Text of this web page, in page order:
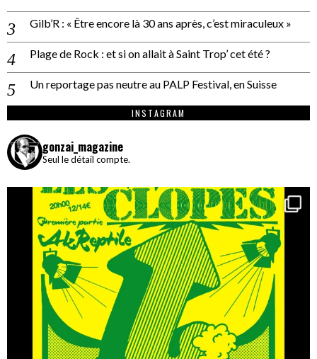
Gilb’R : « Être encore là 30 ans après, c’est miraculeux »
Plage de Rock : et si on allait à Saint Trop’ cet été ?
Un reportage pas neutre au PALP Festival, en Suisse
INSTAGRAM
gonzai_magazine
Seul le détail compte.